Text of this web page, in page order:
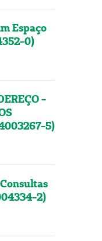
Espaço
0)
-
5)
2)